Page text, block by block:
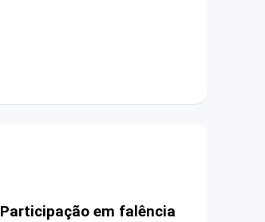
Participação em falência